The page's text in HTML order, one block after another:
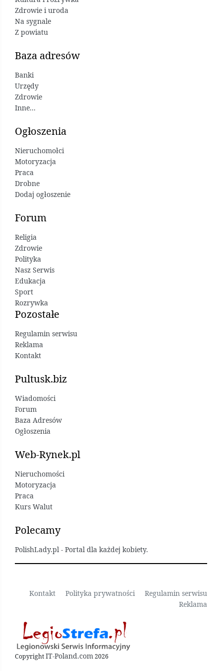
Zdrowie i uroda
Na sygnale
Z powiatu
Baza adresów
Banki
Urzędy
Zdrowie
Inne...
Ogłoszenia
Nieruchomołci
Motoryzacja
Praca
Drobne
Dodaj ogłoszenie
Forum
Religia
Zdrowie
Polityka
Nasz Serwis
Edukacja
Sport
Rozrywka
Pozostałe
Regulamin serwisu
Reklama
Kontakt
Pultusk.biz
Wiadomości
Forum
Baza Adresów
Ogłoszenia
Web-Rynek.pl
Nieruchomości
Motoryzacja
Praca
Kurs Walut
Polecamy
PolishLady.pl - Portal dla każdej kobiety.
Kontakt Polityka prywatności
Regulamin serwisu
Reklama
CopyrightIT-Poland.com2026